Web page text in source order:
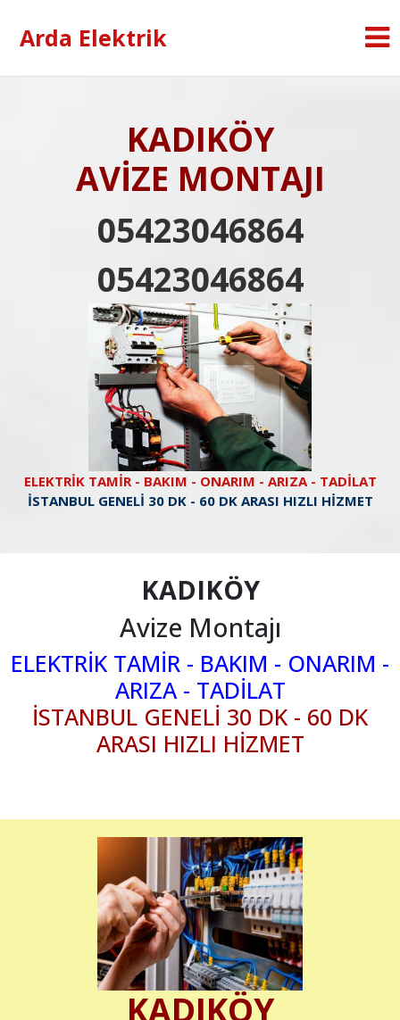
Arda Elektrik
KADIKÖY
AVİZE MONTAJI
05423046864
05423046864
ELEKTRİK TAMİR - BAKIM - ONARIM - ARIZA - TADİLAT
İSTANBUL GENELİ 30 DK - 60 DK ARASI HIZLI HİZMET
KADIKÖY
Avize Montajı
ELEKTRİK TAMİR - BAKIM - ONARIM -
ARIZA - TADİLAT
İSTANBUL GENELİ 30 DK - 60 DK
ARASI HIZLI HİZMET
KADIKÖY